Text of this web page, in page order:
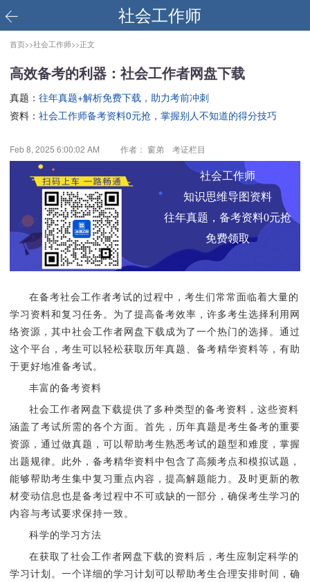
社会工作师
首页>>社会工作师>>正文
高效备考的利器：社会工作者网盘下载
真题： 往年真题+解析免费下载，助力考前冲刺
资料： 社会工作师备考资料0元抢，掌握别人不知道的得分技巧
Feb 8, 2025 6:00:02 AM 作者： 窗弟 考证栏目
社会工作师
知识思维导图资料
往年真题，备考资料0元抢
免费领取
在备考社会工作者考试的过程中，考生们常常面临着大量的
学习资料和复习任务。为了提高备考效率，许多考生选择利用网
络资源，其中社会工作者网盘下载成为了一个热门的选择。通过
这个平台，考生可以轻松获取历年真题、备考精华资料等，有助
于更好地准备考试。
丰富的备考资料
社会工作者网盘下载提供了多种类型的备考资料，这些资料
涵盖了考试所需的各个方面。首先，历年真题是考生备考的重要
资源，通过做真题，可以帮助考生熟悉考试的题型和难度，掌握
出题规律。此外，备考精华资料中包含了高频考点和模拟试题，
能够帮助考生集中复习重点内容，提高解题能力。及时更新的教
材变动信息也是备考过程中不可或缺的一部分，确保考生学习的
内容与考试要求保持一致。
科学的学习方法
在获取了社会工作者网盘下载的资料后，考生应制定科学的
学习计划。一个详细的学习计划可以帮助考生合理安排时间，确